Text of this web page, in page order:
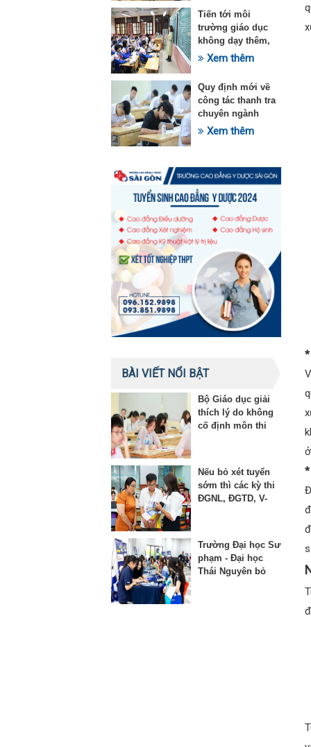
Tiến tới môi
trường giáo dục
không dạy thêm,
học thêm
Xem thêm
Quy định mới về
công tác thanh tra
chuyên ngành
trong lĩnh vực giáo
Xem thêm
BÀI VIẾT NỔI BẬT
Bộ Giáo dục giải
thích lý do không
cố định môn thi
Nếu bỏ xét tuyển
sớm thì các kỳ thi
ĐGNL, ĐGTD, V-
Trường Đại học Sư
phạm - Đại học
Thái Nguyên bỏ
*
*